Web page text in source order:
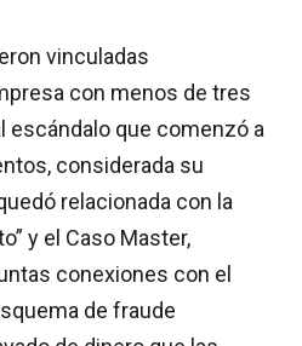
vinculadas
con menos de tres
escándalo que comenzó a
considerada su
relacionada con la
y el Caso Master,
conexiones con el
de fraude